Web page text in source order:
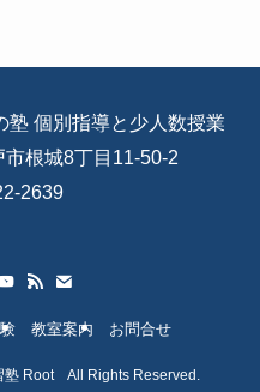
個別指導と少人数授業
根城8丁目11-50-2
2639
教室案内 お問合せ
Root All Rights Reserved.